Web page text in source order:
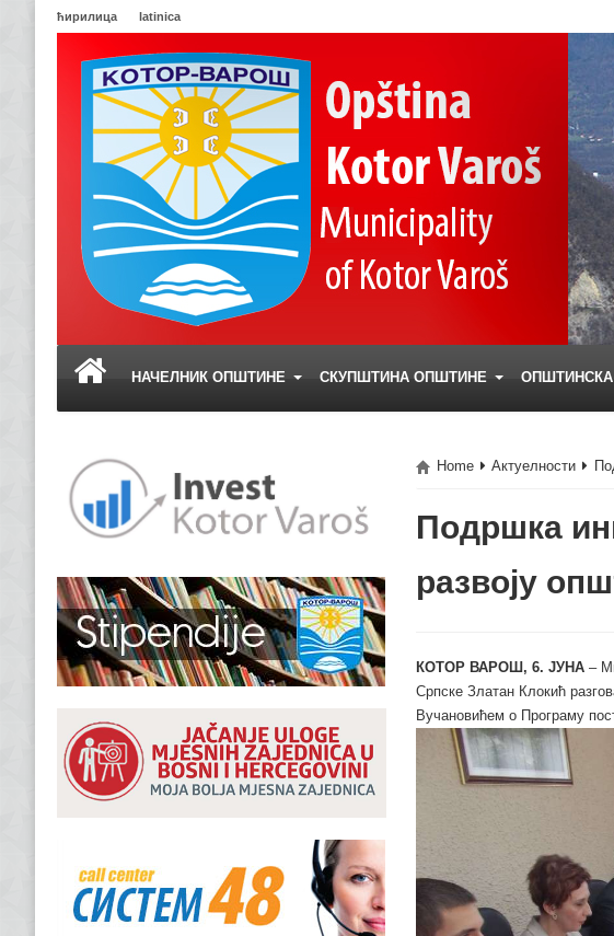
ћирилица latinica
НАЧЕЛНИК ОПШТИНЕ СКУПШТИНА ОПШТИНЕ ОПШТИНСКА
Home Актуелности
Подршка
развоју
КОТОР ВАРОШ, 6. ЈУНА–
Српске Златан Клокић
Вучановићем о Програму